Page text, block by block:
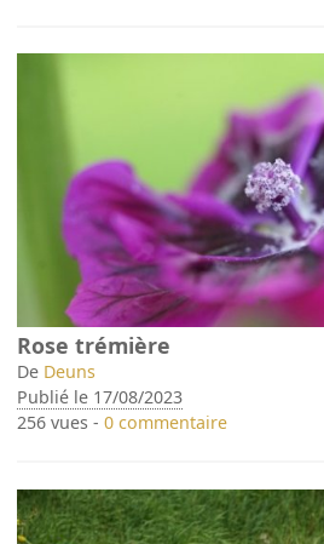
Rose trémière
De Deuns
Publié le 17/08/2023
256 vues -0 commentaire